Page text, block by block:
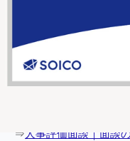
人事評価の項目とは
をご紹介！
人事評価の際の目標
⇒ 人事評価面談｜面談